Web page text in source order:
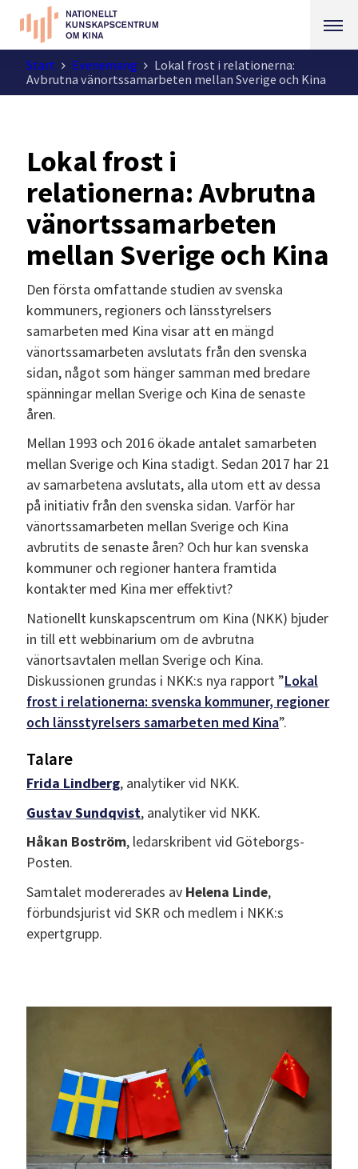
Start Evenemang
Lokal frost i relationerna:
Avbrutna vänortssamarbeten mellan Sverige och Kina
Lokal frost i
relationerna: Avbrutna
vänortssamarbeten
mellan Sverige och Kina
Den första omfattande studien av svenska
kommuners, regioners och länsstyrelsers
samarbeten med Kina visar att en mängd
vänortssamarbeten avslutats från den svenska
sidan, något som hänger samman med bredare
spänningar mellan Sverige och Kina de senaste
åren.
Mellan 1993 och 2016 ökade antalet samarbeten
mellan Sverige och Kina stadigt. Sedan 2017 har 21
av samarbetena avslutats, alla utom ett av dessa
på initiativ från den svenska sidan. Varför har
vänortssamarbeten mellan Sverige och Kina
avbrutits de senaste åren? Och hur kan svenska
kommuner och regioner hantera framtida
kontakter med Kina mer effektivt?
Nationellt kunskapscentrum om Kina (NKK) bjuder
in till ett webbinarium om de avbrutna
vänortsavtalen mellan Sverige och Kina.
Diskussionen grundas i NKK:s nya rapport ”Lokal
frost i relationerna: svenska kommuner, regioner
och länsstyrelsers samarbeten med Kina”.
Talare
Frida Lindberg, analytiker vid NKK.
Gustav Sundqvist, analytiker vid NKK.
Håkan Boström, ledarskribent vid Göteborgs-
Posten.
Samtalet modererades av Helena Linde,
förbundsjurist vid SKR och medlem i NKK:s
expertgrupp.